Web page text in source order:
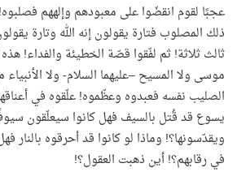
عجبًا لقوم انقضّوا على معبودهم وإلههم
ذلك المصلوب فتارة يقولون إنه الله وتارة
ثالث ثلاثة! ثم لفّقوا قصّة الخطيئة والفداء!
موسى ولا المسيح –عليهما السلام- ولا
الصليب نفسه فعبدوه وعظّموه! علّقوه في
يسوع قد قُتل بالسيف فهل كانوا سيعلّقون
ويقدّسونها؟! وماذا لو كانوا قد أحرقوه بالنار
في رقابهم؟! أين ذهبت العقول؟!